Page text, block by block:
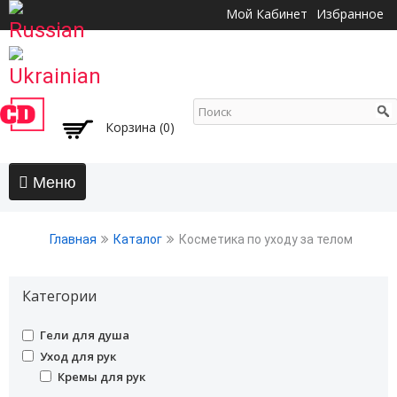
основному
Мой Кабинет Избранное
Корзина (0)
Волосы
Безсульфатный уход
Воски, пасты, глина, помады для волос
Гели для волос
Главная Каталог Косметика по уходу за телом
Категории
undefined
Гели для душа
undefined
Уход для рук
undefined
Кремы для рук